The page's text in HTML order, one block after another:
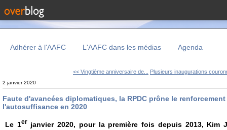
Adhérer à l'AAFC L'AAFC dans les médias Agenda
<< Vingtième anniversaire de... Plusieurs inaugurations
2 janvier 2020
Faute d'avancées diplomatiques, la RPDC prône le
l'autosuffisance en 2020
Le 1er janvier 2020, pour la première fois depuis 2013, Kim